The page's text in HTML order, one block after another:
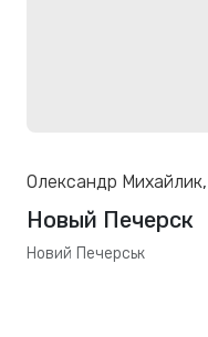
Олександр Михайлик,
Новый Печерск
Новий Печерськ